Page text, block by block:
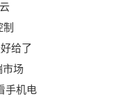
制
给了
场
手机电